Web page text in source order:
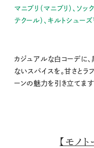
マニプリ（マニプリ）、ソ
テクール）、キルトシュー
カジュアルな白コーデに
ないスパイスを。甘さとラ
ーンの魅力を引き立てます
【モノ